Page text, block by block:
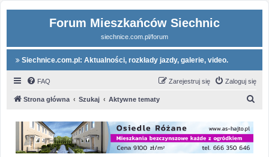
Forum Mieszkańców Siechnic
siechnice.com.pl/forum
Siechnice.com.pl: Aktualności, rozkłady jazdy, galerie, video.
FAQ Zaloguj się
Zarejestruj się
Strona główna Szukaj Aktywne tematy